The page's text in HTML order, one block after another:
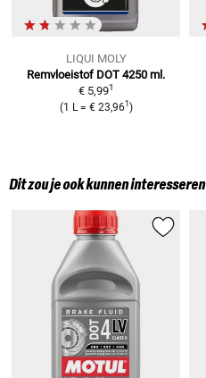
LIQUI MOLY
Remvloeistof DOT 4250 ml.
€ 5,991
(1 L = € 23,961 )
Dit zou je ook kunnen interesseren